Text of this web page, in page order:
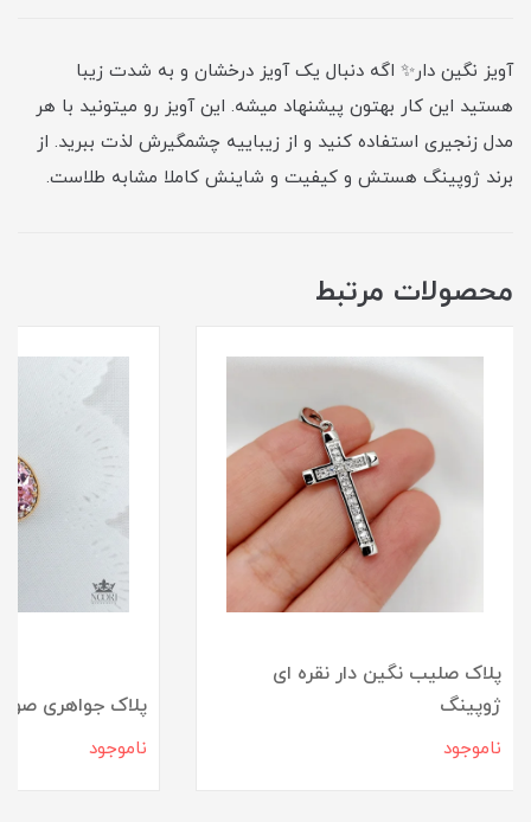
آویز نگین دار✨ اگه دنبال یک آویز درخشان و به شدت زیبا
هستید این کار بهتون پیشنهاد میشه. این آویز رو میتونید با هر
مدل زنجیری استفاده کنید و از زیباییه چشمگیرش لذت ببرید. از
برند ژوپینگ هستش و کیفیت و شاینش کاملا مشابه طلاست.
محصولات مرتبط
پلاک صلیب نگین دار نقره ای
ژوپینگ
ناموجود
پلاک جواهری
ناموجود